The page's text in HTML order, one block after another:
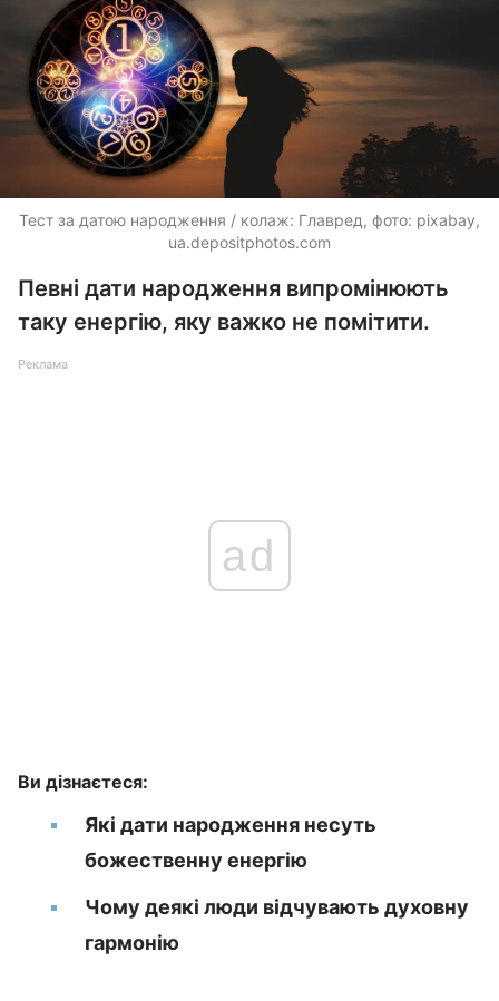
Тест за датою народження / колаж: Главред, фото: pixabay,
ua.depositphotos.com
Певні дати народження випромінюють
таку енергію, яку важко не помітити.
Реклама
ad
Ви дізнаєтеся:
Які дати народження несуть
божественну енергію
Чому деякі люди відчувають духовну
гармонію